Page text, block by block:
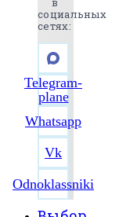
социальных
сетях:
Telegram-
plane
Whatsapp
Vk
Odnoklassniki